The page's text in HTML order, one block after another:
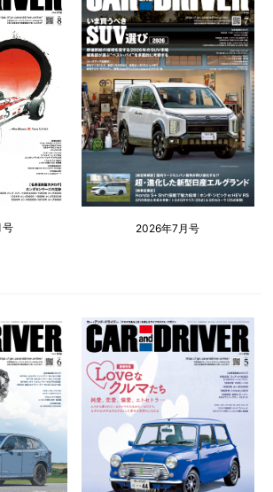
号 2026年7月号